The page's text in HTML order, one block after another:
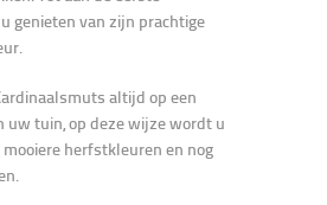
genieten van zijn prachtige
altijd op een
uw tuin, op deze wijze wordt u
herfstkleuren en nog